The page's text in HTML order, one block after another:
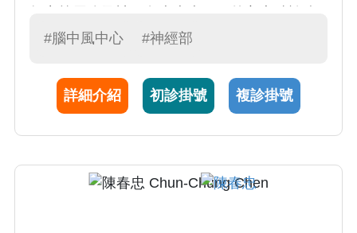
傳性神經肌肉疾病、小腦萎縮、運動神經元疾
肉病理切片和基因診斷。郭育呈醫師曾擔任台
灣神經學學會神經肌病組委員，現任神經部神
#腦中風中心 #神經部
詳細介紹 初診掛號 複診掛號